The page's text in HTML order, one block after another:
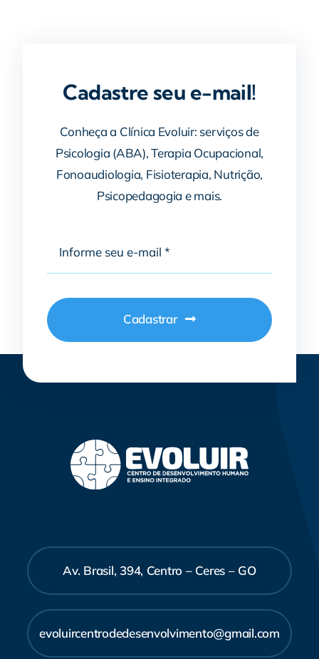
Cadastre seu e-mail!
Conheça a Clínica Evoluir: serviços de
Psicologia (ABA), Terapia Ocupacional,
Fonoaudiologia, Fisioterapia, Nutrição,
Psicopedagogia e mais.
Cadastrar
Av. Brasil, 394, Centro – Ceres – GO
evoluircentrodedesenvolvimento@gmail.com